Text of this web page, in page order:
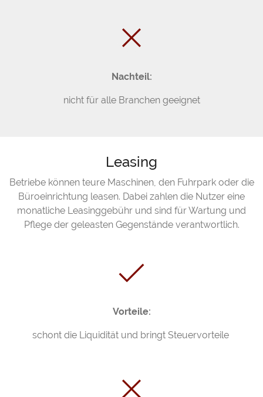
Nachteil:
nicht für alle Branchen geeignet
Leasing
Betriebe können teure Maschinen, den Fuhrpark oder die
Büroeinrichtung leasen. Dabei zahlen die Nutzer eine
monatliche Leasinggebühr und sind für Wartung und
Pflege der geleasten Gegenstände verantwortlich.
Vorteile:
schont die Liquidität und bringt Steuervorteile